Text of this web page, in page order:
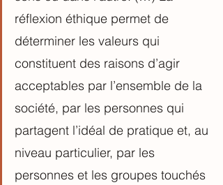
réflexion éthique permet de
déterminer les valeurs qui
constituent des raisons d’agir
acceptables par l’ensemble de la
société, par les personnes qui
partagent l’idéal de pratique et, au
niveau particulier, par les
personnes et les groupes touchés